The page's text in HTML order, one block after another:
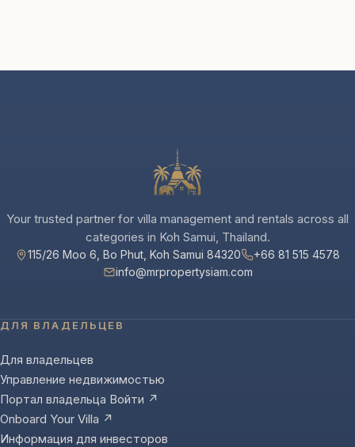
Your trusted partner for villa management and rentals across all
categories in Koh Samui, Thailand.
115/26 Moo 6, Bo Phut, Koh Samui 84320
+66 81 515 4578
info@mrpropertysiam.com
ДЛЯ ВЛАДЕЛЬЦЕВ
Для владельцев
Управление недвижимостью
Портал владельца Войти ↗
Onboard Your Villa ↗
Информация для инвесторов